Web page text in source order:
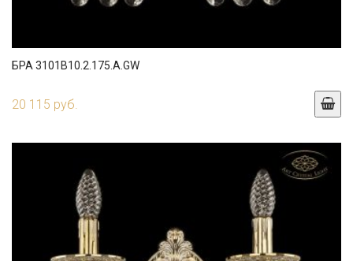
БРА 3101B10.2.175.A.GW
20 115 руб.